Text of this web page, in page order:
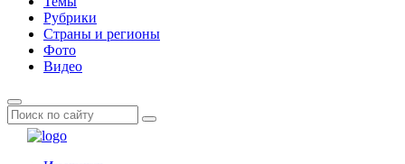
Рубрики
Страны и регионы
Фото
Видео